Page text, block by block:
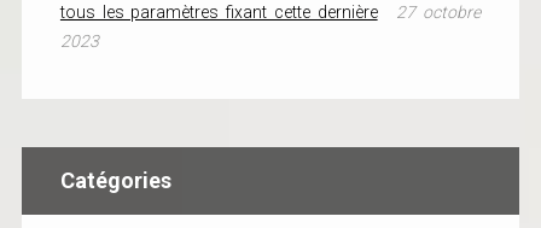
tous les paramètres fixant cette dernière
27 octobre
2023
Catégories